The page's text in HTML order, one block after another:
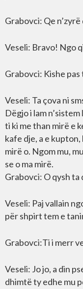
Grabovci: Qe
Veseli: Bravo! Ngo
Grabovci: Kishe pas
Veseli: Ta çova ni
Dëgjo i lam
ti ki me than mirë e
kafe dje, a e
mirë o. Ngom mu,
se o ma mirë.
Grabovci: O qysh
Veseli: Paj vallain
për shpirt tem e
Grabovci:Ti i merr
Veseli: Jo jo, a din
dhimtë ty edhe mu